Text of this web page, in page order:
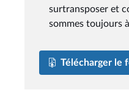
surtransposer et
sommes toujours
Télécharger le